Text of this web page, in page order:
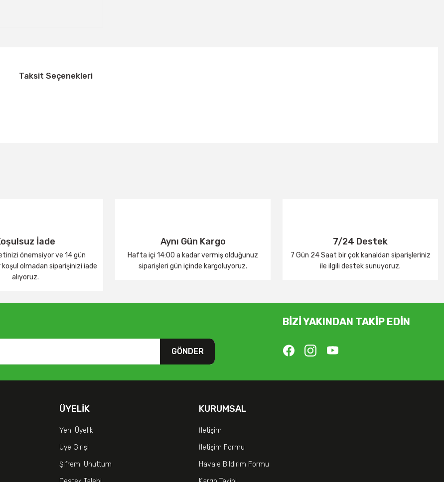
Taksit Seçenekleri
İade
önemsiyor ve 14 gün
olmadan siparişinizi iade
alıyoruz.
Aynı Gün Kargo
Hafta içi 14:00 a kadar vermiş olduğunuz
siparişleri gün içinde kargoluyoruz.
7/24 Destek
7 Gün 24 Saat bir çok kanaldan siparişleriniz
ile ilgili destek sunuyoruz.
GÖNDER
BİZİ YAKINDAN TAKİP EDİN
ÜYELIK
Yeni Üyelik
Üye Girişi
Şifremi Unuttum
KURUMSAL
İletişim
İletişim Formu
Havale Bildirim Formu